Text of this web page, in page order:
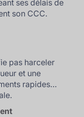
ses délais de
son CCC.
pas harceler
et une
rapides…